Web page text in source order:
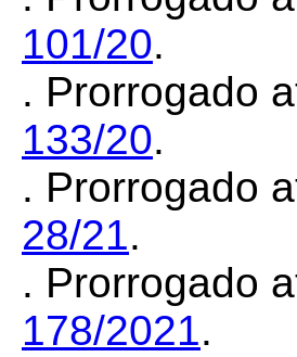
101/20.
. Prorrogado
133/20.
. Prorrogado
28/21.
. Prorrogado
178/2021.